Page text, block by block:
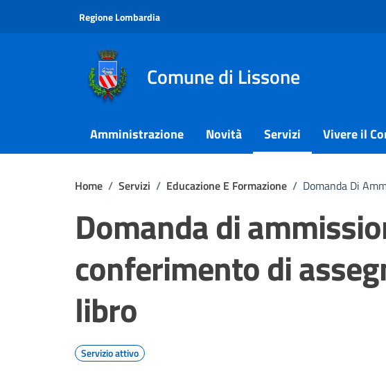
Regione Lombardia
Comune di Lissone
Amministrazione Novità Servizi Vivere il
Home / Servizi / Educazione E Formazione / Domanda Di
Domanda di
conferimento di
libro
Servizio attivo